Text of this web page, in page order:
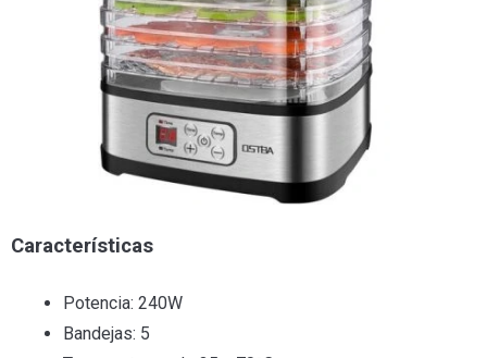
Características
Potencia: 240W
Bandejas: 5